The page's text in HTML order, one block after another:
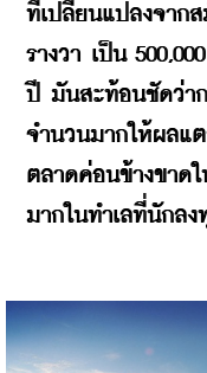
ที่เปลี่ยนแปลงจาก
รางวา เป็น
ปี มันสะท้อนชัดว่า
จำนวนมากให้ผลแต
ตลาดค่อนข้างขาด
มากในทำเลที่นักล